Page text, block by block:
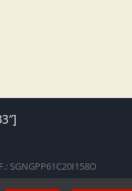
SGNGPP61C20I158O